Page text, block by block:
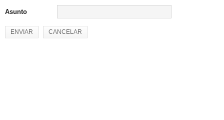
Asunto
ENVIAR CANCELAR